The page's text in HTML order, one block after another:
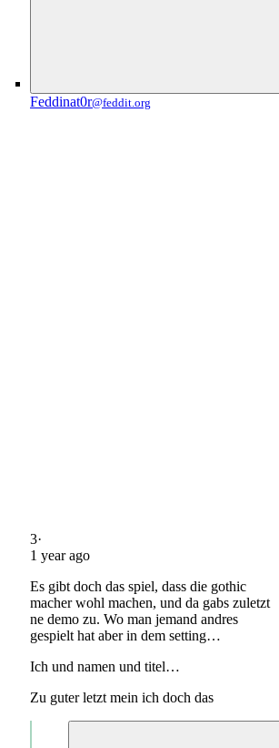
Feddinat0r@feddit.org
3·
1 year ago
Es gibt doch das spiel, dass die gothic
macher wohl machen, und da gabs zuletzt
ne demo zu. Wo man jemand andres
gespielt hat aber in dem setting…
Ich und namen und titel…
Zu guter letzt mein ich doch das